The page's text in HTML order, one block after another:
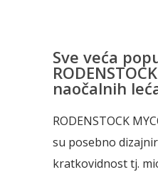
Sve veća
naočalnih
RODENSTOCK
su posebno
kratkovidnost tj.